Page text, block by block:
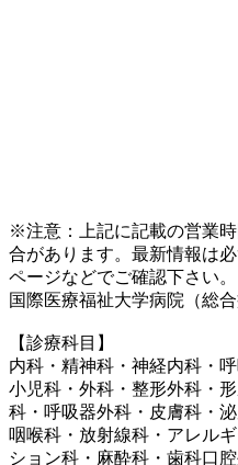
※注意：上記に記載の営業
合があります。最新情報は
ページなどでご確認下さい。
国際医療福祉大学病院（総
【診療科目】
内科・精神科・神経内科・
小児科・外科・整形外科・
科・呼吸器外科・皮膚科・
咽喉科・放射線科・アレル
ション科・麻酔科・歯科口